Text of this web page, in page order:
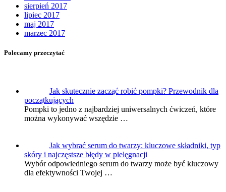
sierpień 2017
lipiec 2017
maj 2017
marzec 2017
Polecamy przeczytać
Jak skutecznie zacząć robić pompki? Przewodnik dla
początkujących
Pompki to jedno z najbardziej uniwersalnych ćwiczeń, które
można wykonywać wszędzie …
Jak wybrać serum do twarzy: kluczowe składniki, typ
skóry i najczęstsze błędy w pielęgnacji
Wybór odpowiedniego serum do twarzy może być kluczowy
dla efektywności Twojej …